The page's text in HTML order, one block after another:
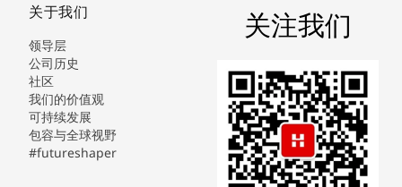
关于我们
领导层
公司历史
社区
我们的价值观
可持续发展
包容与全球视野
#futureshaper
关注我们